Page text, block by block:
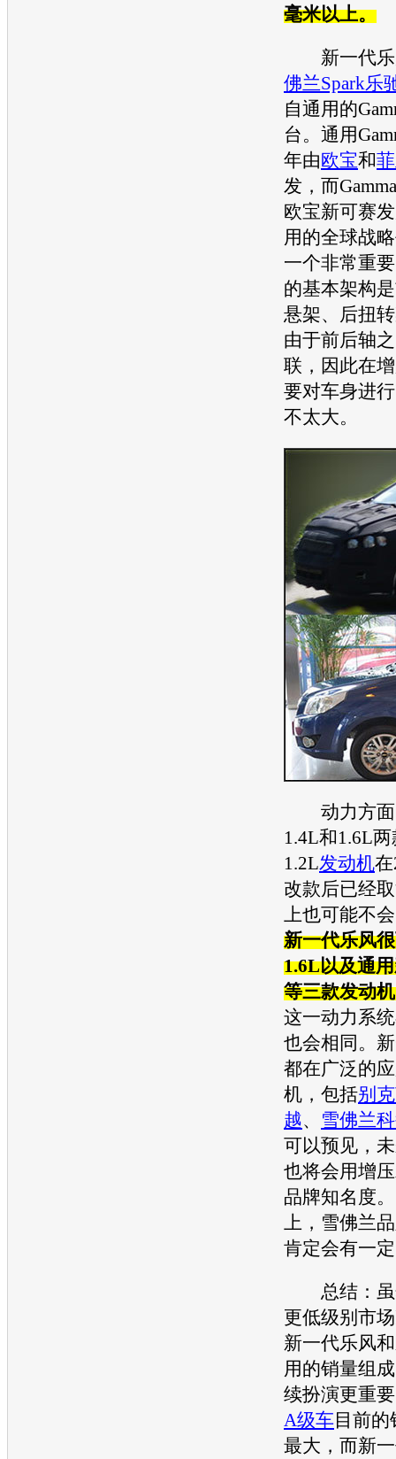
毫米以上。
新一代
佛兰Spark乐
自通用的
台。 通用
年由欧宝和
发，而
欧宝新可赛
用的全球战
一个非常重
的基本架构
悬架、后扭
由于前后轴
联，因此在
要对车身进
不太大。
动力方面
1.4L和1.6L两
1.2L发动机
改款后已经
上也可能不
新一代乐风
1.6L以及通用
等三款发动机
这一动力系
也会相同。
都在广泛的
机 ，包括别
越、 雪佛兰
可以预见，
也将会用增压
品牌知名度
上， 雪佛兰
肯定会有一
总结：虽
更低级别市
新一代乐风和
用的销量组
续扮演更重
A级车目前的
最大，而新